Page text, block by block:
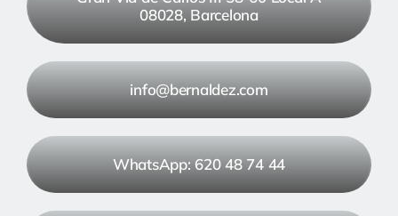
08028, Barcelona
info@bernaldez.com
WhatsApp: 620 48 74 44